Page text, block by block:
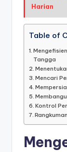
Harian
Table of
Tangga
Mencari
Kontrol